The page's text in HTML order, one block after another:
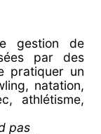
gestion de
par des
pratiquer un
natation,
athlétisme,
pas